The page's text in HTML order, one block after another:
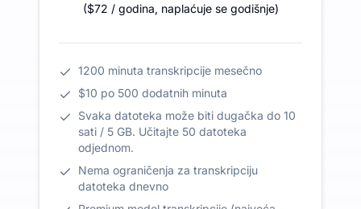
($72 / godina, naplaćuje se godišnje)
1200 minuta transkripcije mesečno
$10 po 500 dodatnih minuta
Svaka datoteka može biti dugačka do 10
sati / 5 GB. Učitajte 50 datoteka
odjednom.
Nema ograničenja za transkripciju
datoteka dnevno